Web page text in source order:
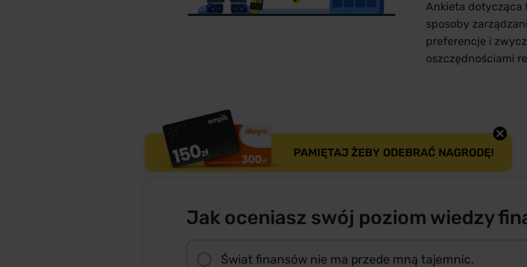
Ankieta dotycząca
sposoby
preferencje i
oszczędnościami
PAMIĘTAJ ŻEBY ODEBRAĆ NAGRODĘ!
Jak oceniasz swój poziom wiedzy
Świat finansów nie ma przede mną tajemnic.